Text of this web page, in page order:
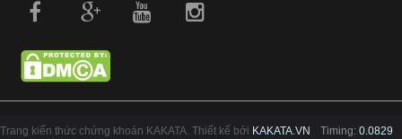
Trang kiến thức chứng khoán KAKATA. Thiết kế bởi KAKATA.VN Timing: 0.0829